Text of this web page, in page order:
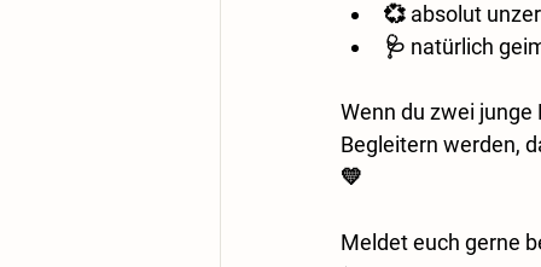
💞 absolut
🩺 natürlich
Wenn du zwei
Begleitern werden,
💛
Meldet euch gerne